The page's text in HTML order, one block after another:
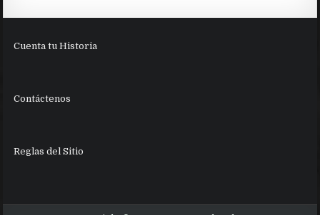
Cuenta tu Historia
Contáctenos
Reglas del Sitio